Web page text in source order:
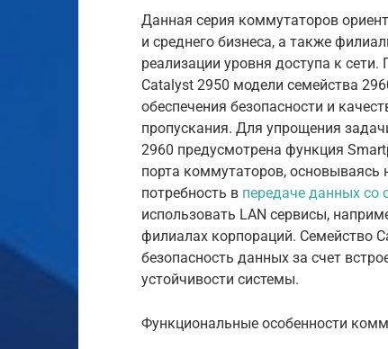
Данная серия коммутаторов
и среднего бизнеса, а также
реализации уровня доступа к
Catalyst 2950 модели семейства
обеспечения безопасности и
пропускания. Для упрощения
2960 предусмотрена функция
порта коммутаторов, основываясь
потребность в передаче данных со
использовать LAN сервисы,
филиалах корпораций. Семейство
безопасность данных за счет
устойчивости системы.
Функциональные особенности